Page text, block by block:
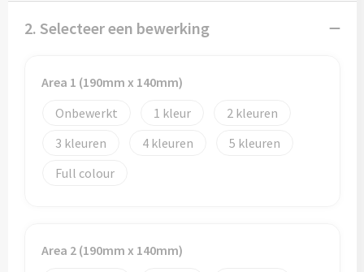
Markeerstiften
Notaboekjes
Zelfklevende memo's
2. Selecteer een bewerking
Area 1 (190mm x 140mm)
Onbewerkt
1
2
3
4
5
Full colour
Area 2 (190mm x 140mm)